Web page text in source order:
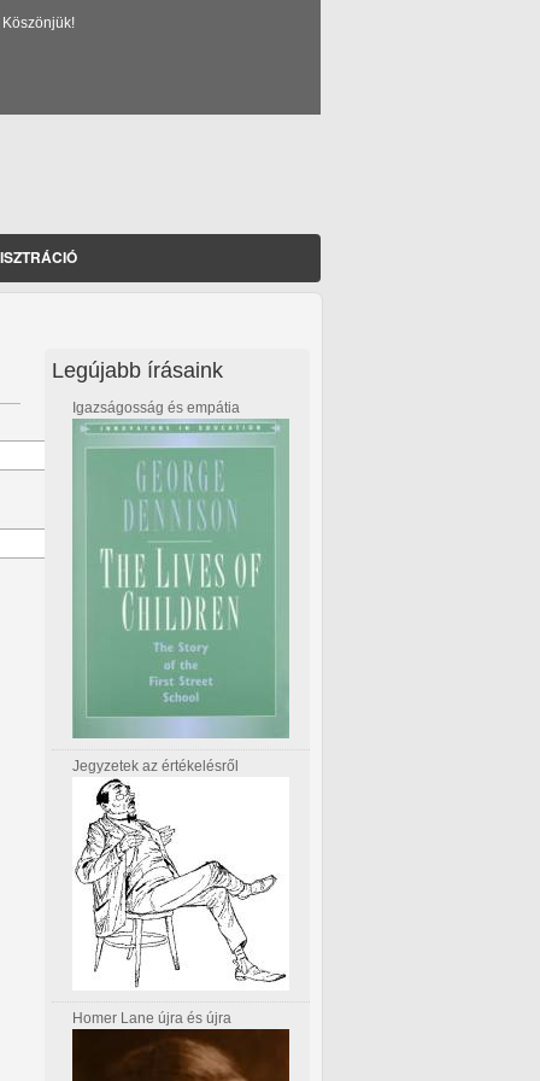
Legújabb írásaink
Igazságosság és empátia
Jegyzetek az értékelésről
Homer Lane újra és újra